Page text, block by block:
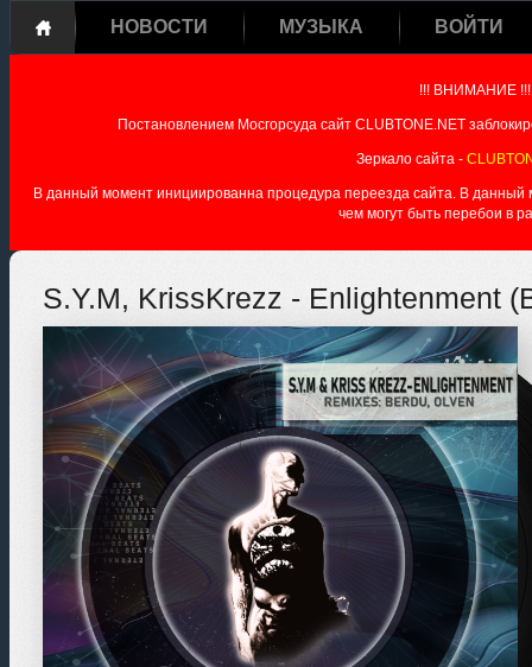
НОВОСТИ МУЗЫКА ВОЙТИ
!!! ВНИМАНИЕ !!!
Постановлением Мосгорсуда сайт CLUBTONE.NET
Зеркало сайта -
В данный момент инициированна процедура переезда сайта. В данный
чем могут быть перебои в
S.Y.M, KrissKrezz - Enlightenment